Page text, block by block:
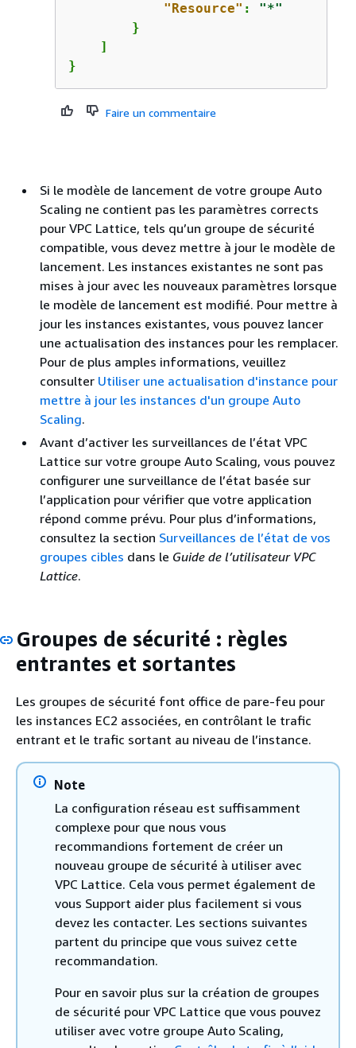
"Resource" : "*"
        }
    ]
}
Faire un commentaire
Si le modèle de lancement de votre groupe Auto
Scaling ne contient pas les paramètres corrects
pour VPC Lattice, tels qu’un groupe de sécurité
compatible, vous devez mettre à jour le modèle de
lancement. Les instances existantes ne sont pas
mises à jour avec les nouveaux paramètres lorsque
le modèle de lancement est modifié. Pour mettre à
jour les instances existantes, vous pouvez lancer
une actualisation des instances pour les remplacer.
Pour de plus amples informations, veuillez
consulter Utiliser une actualisation d'instance pour
mettre à jour les instances d'un groupe Auto
Scaling.
Avant d’activer les surveillances de l’état VPC
Lattice sur votre groupe Auto Scaling, vous pouvez
configurer une surveillance de l’état basée sur
l’application pour vérifier que votre application
répond comme prévu. Pour plus d’informations,
consultez la section Surveillances de l’état de vos
groupes cibles dans le Guide de l’utilisateur VPC
Lattice.
Groupes de sécurité : règles
entrantes et sortantes
Les groupes de sécurité font office de pare-feu pour
les instances EC2 associées, en contrôlant le trafic
entrant et le trafic sortant au niveau de l’instance.
Note
La configuration réseau est suffisamment
complexe pour que nous vous
recommandions fortement de créer un
nouveau groupe de sécurité à utiliser avec
VPC Lattice. Cela vous permet également de
vous Support aider plus facilement si vous
devez les contacter. Les sections suivantes
partent du principe que vous suivez cette
recommandation.
Pour en savoir plus sur la création de groupes
de sécurité pour VPC Lattice que vous pouvez
utiliser avec votre groupe Auto Scaling,